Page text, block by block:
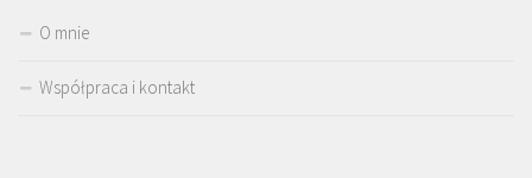
O mnie
Współpraca i kontakt